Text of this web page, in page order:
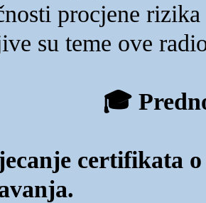
procjene
su teme ove
🎓
certifikata